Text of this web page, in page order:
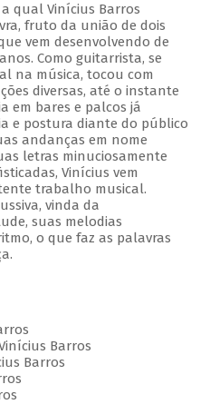
qual Vinícius Barros
fruto da união de dois
vem desenvolvendo de
Como guitarrista, se
na música, tocou com
diversas, até o instante
em bares e palcos já
e postura diante do público
andanças em nome
letras minuciosamente
Vinícius vem
trabalho musical.
vinda da
suas melodias
o que faz as palavras
Barros
Barros